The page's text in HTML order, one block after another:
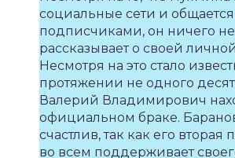
социальные сети и
подписчиками, он ничего не
рассказывает о своей
Несмотря на это стало
протяжении не одного
Валерий Владимирович
официальном браке.
счастлив, так как его вторая
во всем поддерживает